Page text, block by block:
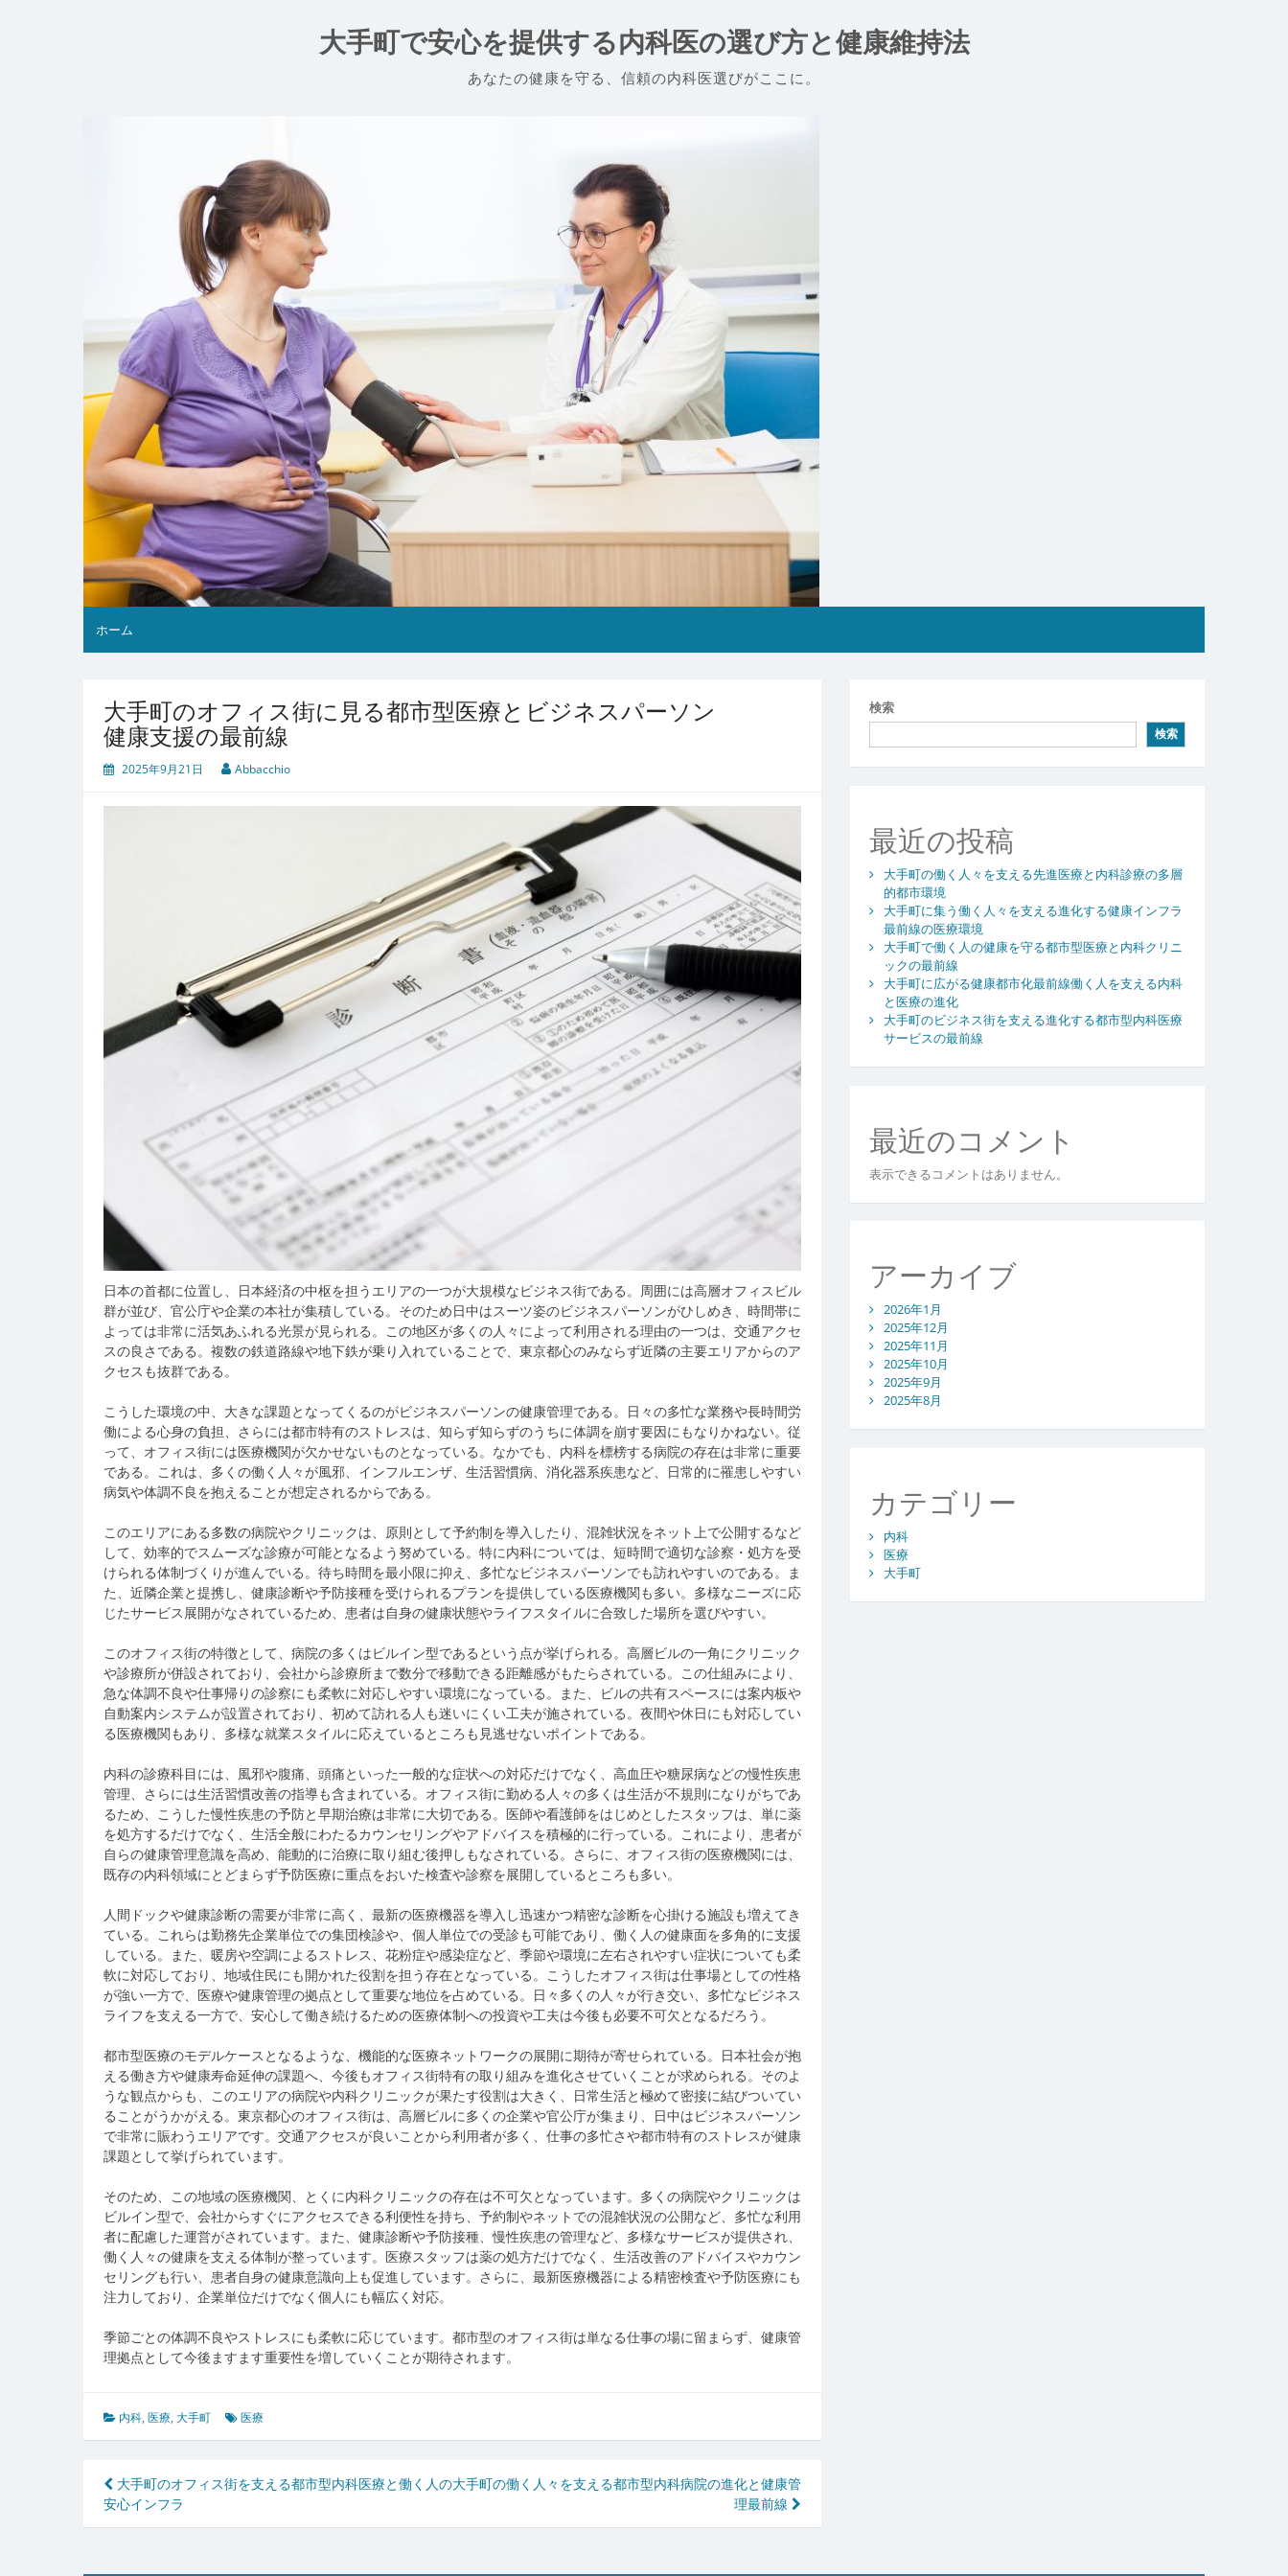
大手町で安心を提供する内科医の選び方と健康維持法
あなたの健康を守る、信頼の内科医選びがここに。
ホーム
大手町のオフィス街に見る都市型医療とビジネスパーソン
健康支援の最前線
2025年9月21日 Abbacchio
日本の首都に位置し、日本経済の中枢を担うエリアの一つが大規模なビジネス街である。 周囲には高層オフィスビル
群が並び、官公庁や企業の本社が集積している。そのため日中はスーツ姿のビジネスパーソンがひしめき、時間帯に
よっては非常に活気あふれる光景が見られる。この地区が多くの人々によって利用される理由の一つは、交通アクセ
スの良さである。複数の鉄道路線や地下鉄が乗り入れていることで、東京都心のみならず近隣の主要エリアからのア
クセスも抜群である。
こうした環境の中、大きな課題となってくるのがビジネスパーソンの健康管理である。日々の多忙な業務や長時間労
働による心身の負担、さらには都市特有のストレスは、知らず知らずのうちに体調を崩す要因にもなりかねない。従
って、オフィス街には医療機関が欠かせないものとなっている。なかでも、内科を標榜する病院の存在は非常に重要
である。これは、多くの働く人々が風邪、インフルエンザ、生活習慣病、消化器系疾患など、日常的に罹患しやすい
病気や体調不良を抱えることが想定されるからである。
このエリアにある多数の病院やクリニックは、原則として予約制を導入したり、混雑状況をネット上で公開するなど
して、効率的でスムーズな診療が可能となるよう努めている。特に内科については、短時間で適切な診察・処方を受
けられる体制づくりが進んでいる。待ち時間を最小限に抑え、多忙なビジネスパーソンでも訪れやすいのである。ま
た、近隣企業と提携し、健康診断や予防接種を受けられるプランを提供している医療機関も多い。多様なニーズに応
じたサービス展開がなされているため、患者は自身の健康状態やライフスタイルに合致した場所を選びやすい。
このオフィス街の特徴として、病院の多くはビルイン型であるという点が挙げられる。高層ビルの一角にクリニック
や診療所が併設されており、会社から診療所まで数分で移動できる距離感がもたらされている。この仕組みにより、
急な体調不良や仕事帰りの診察にも柔軟に対応しやすい環境になっている。また、ビルの共有スペースには案内板や
自動案内システムが設置されており、初めて訪れる人も迷いにくい工夫が施されている。夜間や休日にも対応してい
る医療機関もあり、多様な就業スタイルに応えているところも見逃せないポイントである。
内科の診療科目には、風邪や腹痛、頭痛といった一般的な症状への対応だけでなく、高血圧や糖尿病などの慢性疾患
管理、さらには生活習慣改善の指導も含まれている。オフィス街に勤める人々の多くは生活が不規則になりがちであ
るため、こうした慢性疾患の予防と早期治療は非常に大切である。医師や看護師をはじめとしたスタッフは、単に薬
を処方するだけでなく、生活全般にわたるカウンセリングやアドバイスを積極的に行っている。これにより、患者が
自らの健康管理意識を高め、能動的に治療に取り組む後押しもなされている。さらに、オフィス街の医療機関には、
既存の内科領域にとどまらず予防医療に重点をおいた検査や診察を展開しているところも多い。
人間ドックや健康診断の需要が非常に高く、最新の医療機器を導入し迅速かつ精密な診断を心掛ける施設も増えてき
ている。これらは勤務先企業単位での集団検診や、個人単位での受診も可能であり、働く人の健康面を多角的に支援
している。また、暖房や空調によるストレス、花粉症や感染症など、季節や環境に左右されやすい症状についても柔
軟に対応しており、地域住民にも開かれた役割を担う存在となっている。こうしたオフィス街は仕事場としての性格
が強い一方で、医療や健康管理の拠点として重要な地位を占めている。日々多くの人々が行き交い、多忙なビジネス
ライフを支える一方で、安心して働き続けるための医療体制への投資や工夫は今後も必要不可欠となるだろう。
都市型医療のモデルケースとなるような、機能的な医療ネットワークの展開に期待が寄せられている。日本社会が抱
える働き方や健康寿命延伸の課題へ、今後もオフィス街特有の取り組みを進化させていくことが求められる。そのよ
うな観点からも、このエリアの病院や内科クリニックが果たす役割は大きく、日常生活と極めて密接に結びついてい
ることがうかがえる。東京都心のオフィス街は、高層ビルに多くの企業や官公庁が集まり、日中はビジネスパーソン
で非常に賑わうエリアです。交通アクセスが良いことから利用者が多く、仕事の多忙さや都市特有のストレスが健康
課題として挙げられています。
そのため、この地域の医療機関、とくに内科クリニックの存在は不可欠となっています。多くの病院やクリニックは
ビルイン型で、会社からすぐにアクセスできる利便性を持ち、予約制やネットでの混雑状況の公開など、多忙な利用
者に配慮した運営がされています。また、健康診断や予防接種、慢性疾患の管理など、多様なサービスが提供され、
働く人々の健康を支える体制が整っています。医療スタッフは薬の処方だけでなく、生活改善のアドバイスやカウン
セリングも行い、患者自身の健康意識向上も促進しています。さらに、最新医療機器による精密検査や予防医療にも
注力しており、企業単位だけでなく個人にも幅広く対応。
季節ごとの体調不良やストレスにも柔軟に応じています。都市型のオフィス街は単なる仕事の場に留まらず、健康管
理拠点として今後ますます重要性を増していくことが期待されます。
内科,医療,大手町 医療
投
稿
大手町のオフィス街を支える都市型内科医療と働く人の
安心インフラ
大手町の働く人々を支える都市型内科病院の進化と健康管
理最前線
検索
検索
最近の投稿
大手町の働く人々を支える先進医療と内科診療の多層
的都市環境
大手町に集う働く人々を支える進化する健康インフラ
最前線の医療環境
大手町で働く人の健康を守る都市型医療と内科クリニ
ックの最前線
大手町に広がる健康都市化最前線働く人を支える内科
と医療の進化
大手町のビジネス街を支える進化する都市型内科医療
サービスの最前線
最近のコメント
表示できるコメントはありません。
アーカイブ
2026年1月
2025年12月
2025年11月
2025年10月
2025年9月
2025年8月
カテゴリー
内科
医療
大手町